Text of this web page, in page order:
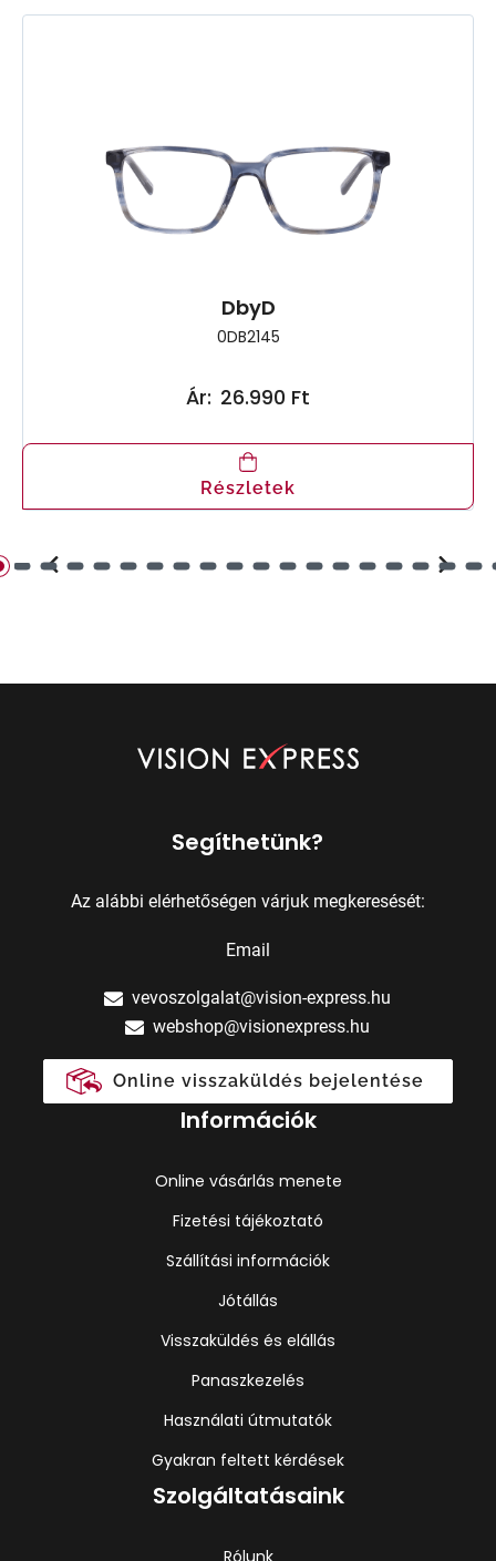
DbyD
0DB2145
Ár: 26.990 Ft
Részletek
Segíthetünk?
Az alábbi elérhetőségen várjuk megkeresését:
Email
vevoszolgalat@vision-express.hu
webshop@visionexpress.hu
Online visszaküldés bejelentése
Információk
Online vásárlás menete
Fizetési tájékoztató
Szállítási információk
Jótállás
Visszaküldés és elállás
Panaszkezelés
Használati útmutatók
Gyakran feltett kérdések
Szolgáltatásaink